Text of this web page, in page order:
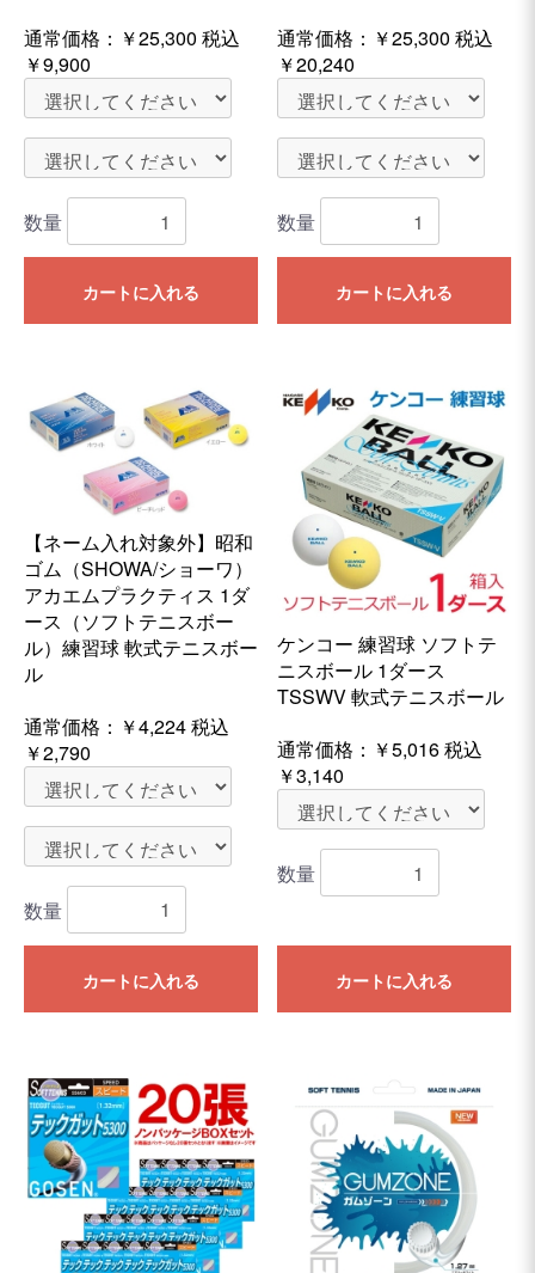
通常価格： ￥25,300 税込
￥9,900
数量
カートに入れる
通常価格： ￥25,300 税込
￥20,240
数量
カートに入れる
【ネーム入れ対象外】昭和
ゴム（SHOWA/ショーワ）
アカエムプラクティス 1ダ
ース（ソフトテニスボー
ル）練習球 軟式テニスボー
ル
通常価格： ￥4,224税込
￥2,790
数量
カートに入れる
ケンコー 練習球 ソフトテ
ニスボール 1ダース
TSSWV 軟式テニスボール
通常価格： ￥5,016税込
￥3,140
数量
カートに入れる